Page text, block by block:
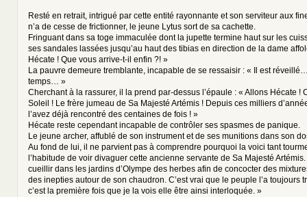
Resté en retrait, intrigué par cette entité rayonnante et son serviteur aux
n’a de cesse de frictionner, le jeune Lytus sort de sa cachette.
Fringuant dans sa toge immaculée dont la jupette termine haut sur les
ses sandales lassées jusqu’au haut des tibias en direction de la dame
Hécate ! Que vous arrive-t-il enfin ?! »
La pauvre demeure tremblante, incapable de se ressaisir : « Il est
temps… »
Cherchant à la rassurer, il la prend par-dessus l’épaule : « Allons Hécate !
Soleil ! Le frère jumeau de Sa Majesté Artémis ! Depuis ces milliers
l’avez déjà rencontré des centaines de fois ! »
Hécate reste cependant incapable de contrôler ses spasmes de panique.
Le jeune archer, affublé de son instrument et de ses munitions dans son
Au fond de lui, il ne parvient pas à comprendre pourquoi la voici tant
l’habitude de voir divaguer cette ancienne servante de Sa Majesté
cueillir dans les jardins d’Olympe des herbes afin de concocter des
des inepties autour de son chaudron. C’est vrai que le peuple l’a toujours
c’est la première fois que je la vois elle être ainsi interloquée. »